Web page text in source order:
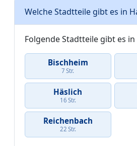
Welche Stadtteile gibt es in
Folgende Stadtteile gibt es
Bischheim
7 Str.
Häslich
16 Str.
Reichenbach
22 Str.